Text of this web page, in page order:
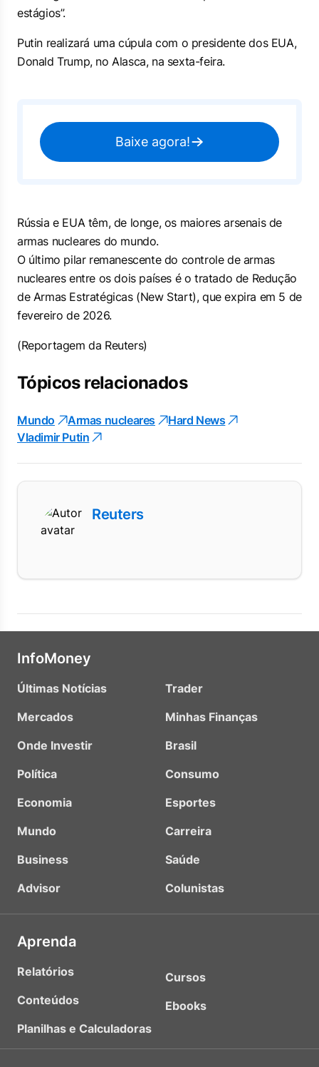
estágios”.
Putin realizará uma cúpula com o presidente dos EUA,
Donald Trump, no Alasca, na sexta-feira.
Baixe agora!
Rússia e EUA têm, de longe, os maiores arsenais de
armas nucleares do mundo.
O último pilar remanescente do controle de armas
nucleares entre os dois países é o tratado de Redução
de Armas Estratégicas (New Start), que expira em 5 de
fevereiro de 2026.
(Reportagem da Reuters)
Tópicos relacionados
Mundo Armas nucleares
Hard News
Vladimir Putin
Reuters
InfoMoney
Últimas Notícias
Mercados
Onde Investir
Política
Economia
Mundo
Business
Advisor
Trader
Minhas Finanças
Brasil
Consumo
Esportes
Carreira
Saúde
Colunistas
Aprenda
Relatórios
Conteúdos
Planilhas e Calculadoras
Cursos
Ebooks